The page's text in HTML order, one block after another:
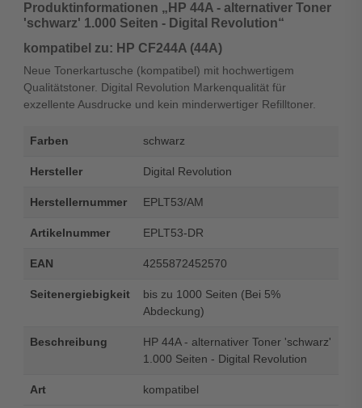
Produktinformationen „HP 44A - alternativer Toner
'schwarz' 1.000 Seiten - Digital Revolution“
kompatibel zu: HP CF244A (44A)
Neue Tonerkartusche (kompatibel) mit hochwertigem
Qualitätstoner. Digital Revolution Markenqualität für
exzellente Ausdrucke und kein minderwertiger Refilltoner.
Farben schwarz
Hersteller Digital Revolution
Herstellernummer EPLT53/AM
Artikelnummer EPLT53-DR
EAN 4255872452570
Seitenergiebigkeit
bis zu 1000 Seiten (Bei 5%
Abdeckung)
Beschreibung
HP 44A - alternativer Toner 'schwarz'
1.000 Seiten - Digital Revolution
Art kompatibel